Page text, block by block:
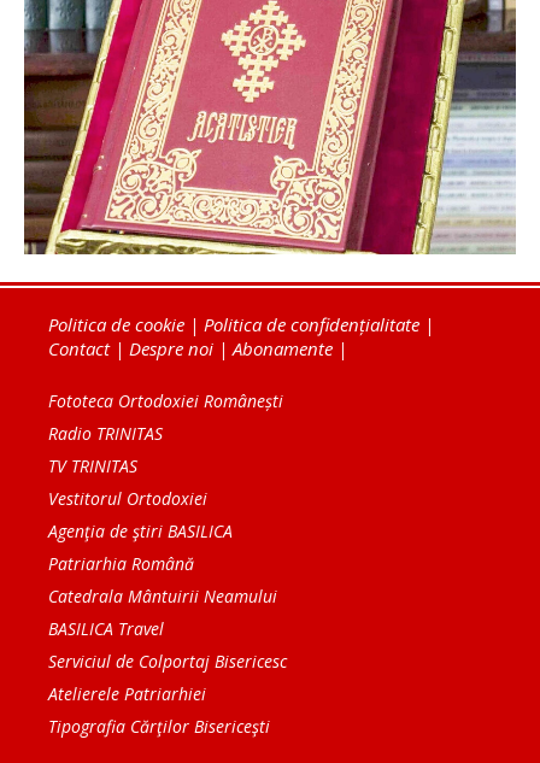
Politica de cookie | Politica de confidențialitate |
Contact| Despre noi | Abonamente |
Fototeca Ortodoxiei Românești
Radio TRINITAS
TV TRINITAS
Vestitorul Ortodoxiei
Agenţia de ştiri BASILICA
Patriarhia Română
Catedrala Mântuirii Neamului
BASILICA Travel
Serviciul de Colportaj Bisericesc
Atelierele Patriarhiei
Tipografia Cărţilor Bisericeşti